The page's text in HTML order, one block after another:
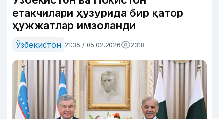
етакчилари ҳузурида бир қатор
ҳужжатлар имзоланди
Ўзбекистон 21:35 / 05.02.2026 2318